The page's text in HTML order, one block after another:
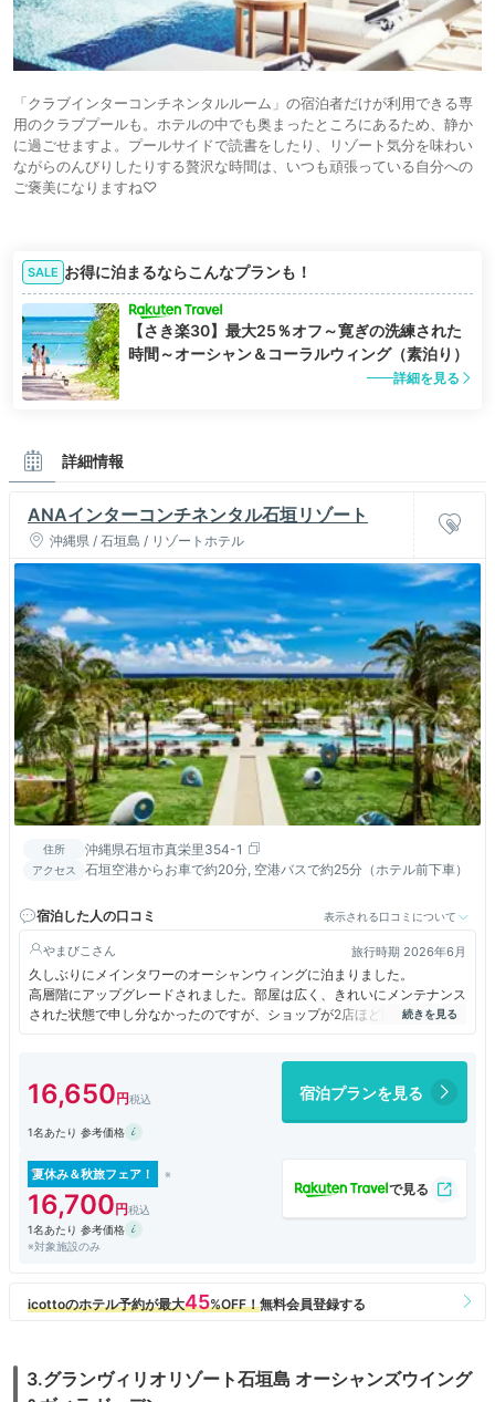
「クラブインターコンチネンタルルーム」の宿泊者だけが利用できる専
用のクラブプールも。ホテルの中でも奥まったところにあるため、静か
に過ごせますよ。プールサイドで読書をしたり、リゾート気分を味わい
ながらのんびりしたりする贅沢な時間は、いつも頑張っている自分への
ご褒美になりますね♡
SALE お得に泊まるならこんなプランも！
【さき楽30】最大25％オフ～寛ぎの洗練された
時間～オーシャン＆コーラルウィング（素泊り）
詳細を見る
詳細情報
ANAインターコンチネンタル石垣リゾート
沖縄県 / 石垣島 / リゾートホテル
住所 沖縄県石垣市真栄里354-1
アクセス 石垣空港からお車で約20分, 空港バスで約25分（ホテル前下車）
宿泊した人の口コミ 表示される口コミについて
やまびこ 旅行時期 2026年6月
久しぶりにメインタワーのオーシャンウィングに泊まりました。
高層階にアップグレードされました。部屋は広く、きれいにメンテナンス
された状態で申し分なかったのですが、ショップが2店ほど閉店していた
り、バーの営業日が少なかったりとかっての賑わいが感じされませんでし
くあぶなく無駄になりそうでした。ちょっと残念に感じました。
朝食は和食のほうもバイキングになってしまってましたが、こちらの方が
品数おおく、お勧めできます。
16,650 宿泊プランを見る
1名あたり 参考価格
夏休み＆秋旅フェア！
16,700
1名あたり 参考価格
※対象施設のみ
3.グランヴィリオリゾート石垣島 オーシャンズウイング